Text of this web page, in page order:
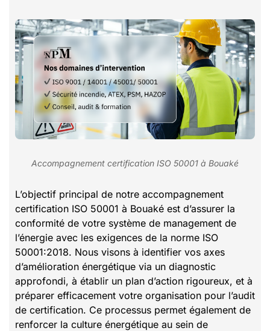
Accompagnement certification ISO 50001 à Bouaké
L’objectif principal de notre accompagnement
certification ISO 50001 à Bouaké est d’assurer la
conformité de votre système de management de
l’énergie avec les exigences de la norme ISO
50001:2018. Nous visons à identifier vos axes
d’amélioration énergétique via un diagnostic
approfondi, à établir un plan d’action rigoureux, et à
préparer efficacement votre organisation pour l’audit
de certification. Ce processus permet également de
renforcer la culture énergétique au sein de